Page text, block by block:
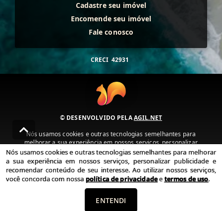
Cadastre seu imóvel
Encomende seu imóvel
Fale conosco
CRECI 42931
© DESENVOLVIDO PELAAGIL.NET
Nós usamos cookies e outras tecnologias semelhantes para
melhorar a sua experiência em nossos serviços, personalizar
publicidade e recomendar conteúdo de seu interesse. Ao utilizar
nossos serviços, você concorda com nossa política de privacidade e
termos de uso.
Política de Privacidade Termos de uso
Nós usamos cookies e outras tecnologias semelhantes para melhorar
a sua experiência em nossos serviços, personalizar publicidade e
recomendar conteúdo de seu interesse. Ao utilizar nossos serviços,
você concorda com nossa política de privacidadeetermos de uso.
ENTENDI